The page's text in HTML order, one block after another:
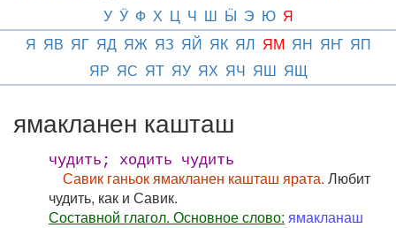
У Ӱ Ф Х Ц Ч Ш Ӹ Э Ю Я
Я ЯВ ЯГ ЯД ЯЖ ЯЗ ЯЙ ЯК ЯЛ ЯМ ЯН ЯҤ ЯП
ЯР ЯС ЯТ ЯУ ЯХ ЯЧ ЯШ ЯЩ
ямакланен кашташ
чудить; ходить чудить
Савик ганьок ямакланен кашташ ярата. Любит
чудить, как и Савик.
Составной глагол. Основное слово: ямакланаш